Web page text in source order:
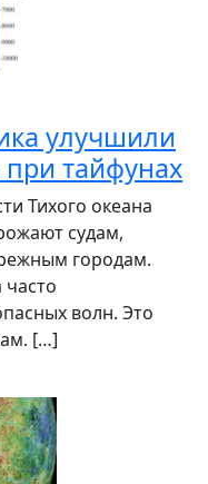
улучшили
тайфунах
Тихого океана
судам,
городам.
волн. Это
[…]